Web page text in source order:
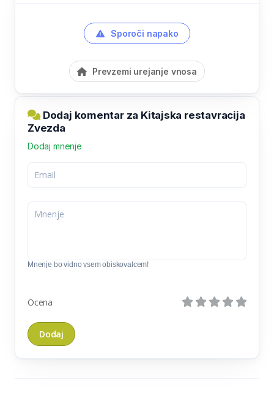
Sporoči napako
Prevzemi urejanje vnosa
Dodaj komentar za Kitajska restavracija
Zvezda
Dodaj mnenje
Mnenje bo vidno vsem obiskovalcem!
Ocena